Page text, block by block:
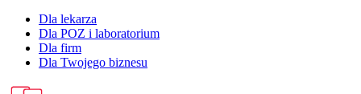
Dla lekarza
Dla POZ i laboratorium
Dla firm
Dla Twojego biznesu